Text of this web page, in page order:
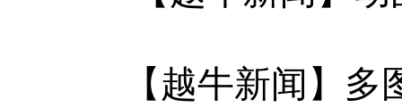
【越牛新闻】